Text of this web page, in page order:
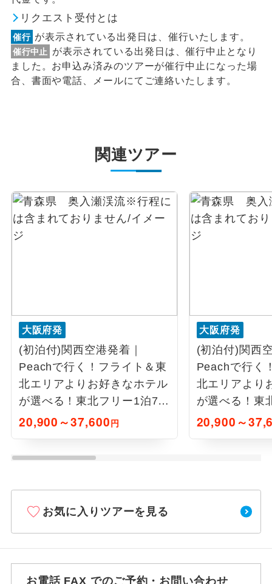
リクエスト受付とは
催行 が表示されている出発日は、催行いたします。
催行中止
が表示されている出発日は、催行中止となり
ました。お申込み済みのツアーが催行中止になった場
合、書面や電話、メールにてご連絡いたします。
関連ツアー
大阪府発
(初泊付)関西空港発着｜
Peachで行く！フライト＆東
北エリアよりお好きなホテル
が選べる！東北フリー1泊7日
間
20,900～37,600円
大阪府発
(初泊付)関西
Peachで行く
北エリアより
が選べる！東
間
20,900～
お気に入りツアーを見る
お電話 FAX でのご予約・お問い合わせ